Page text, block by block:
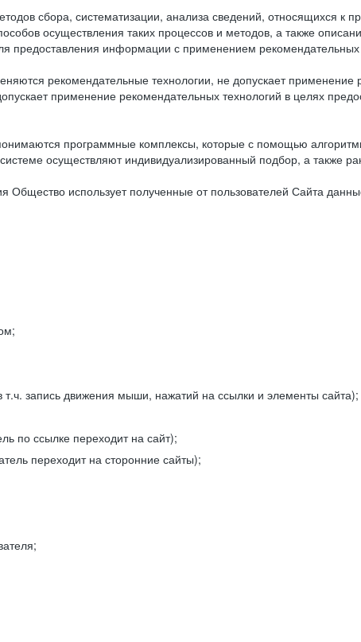
сбора, систематизации, анализа сведений, относящихся к
осуществления таких процессов и методов, а также
предоставления информации с применением рекомендательных
рекомендательные технологии, не допускает
применение рекомендательных технологий в целях
программные комплексы, которые с помощью
осуществляют индивидуализированный подбор, а также
Общество использует полученные от пользователей Сайта
запись движения мыши, нажатий на ссылки и элементы сайта);
по ссылке переходит на сайт);
переходит на сторонние сайты);